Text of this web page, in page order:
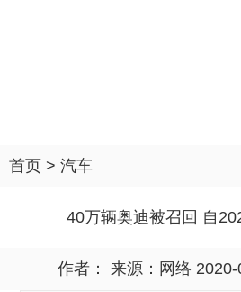
首页 > 汽车
40万辆奥迪被召回 自
作者： 来源： 网络